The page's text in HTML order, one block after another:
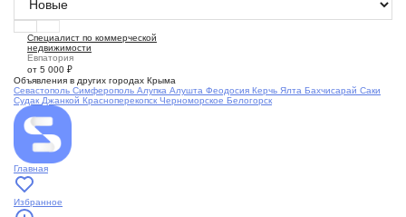
Специалист по коммерческой
недвижимости
Евпатория
от 5 000 ₽
Объявления в других городах Крыма
Севастополь Симферополь Алупка Алушта Феодосия Керчь Ялта Бахчисарай Саки
Судак Джанкой Красноперекопск Черноморское Белогорск
Главная
Избранное